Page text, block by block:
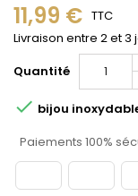
11,99 € TTC
Livraison entre 2 et
Quantité
 bijou
Paiements 100%